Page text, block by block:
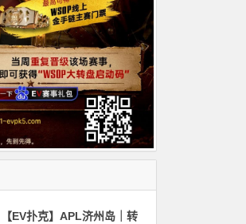
【EV扑克】APL济州岛｜转